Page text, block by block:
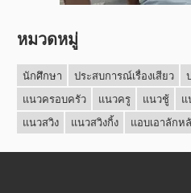
หมวดหมู่
นักศึกษา ประสบการณ์เรื่องเสียว
แนวครอบครัว
แนวครู แนวชู้ แ
แนวสวิง
แนวสวิงกิ้ง แอบเอาลักห